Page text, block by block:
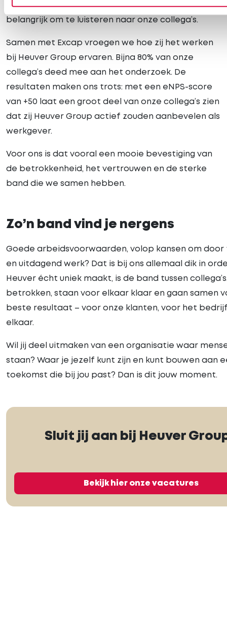
groeien en blijven. Daarom vinden we het
belangrijk om te luisteren naar onze collega’s.
Samen met Excap vroegen we hoe zij het werken
bij Heuver Group ervaren. Bijna 80% van onze
collega’s deed mee aan het onderzoek. De
resultaten maken ons trots: met een eNPS-score
van +50 laat een groot deel van onze collega’s zien
dat zij Heuver Group actief zouden aanbevelen als
werkgever.
Voor ons is dat vooral een mooie bevestiging van
de betrokkenheid, het vertrouwen en de sterke
band die we samen hebben.
Zo’n band vind je nergens
Goede arbeidsvoorwaarden, volop kansen om door
en uitdagend werk? Dat is bij ons allemaal dik in
Heuver écht uniek maakt, is de band tussen
betrokken, staan voor elkaar klaar en gaan samen
beste resultaat – voor onze klanten, voor het
elkaar.
Wil jij deel uitmaken van een organisatie waar
staan? Waar je jezelf kunt zijn en kunt bouwen aan
toekomst die bij jou past? Dan is dit jouw moment.
Sluit jij aan bij Heuver
Bekijk hier onze vacatures